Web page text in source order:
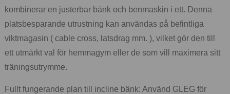
kombinerar en justerbar bänk och benmaskin i ett. Denna
platsbesparande utrustning kan användas på befintliga
viktmagasin ( cable cross, latsdrag mm. ), vilket gör den till
ett utmärkt val för hemmagym eller de som vill maximera sitt
träningsutrymme.
Fullt fungerande plan till incline bänk: Använd GLEG för